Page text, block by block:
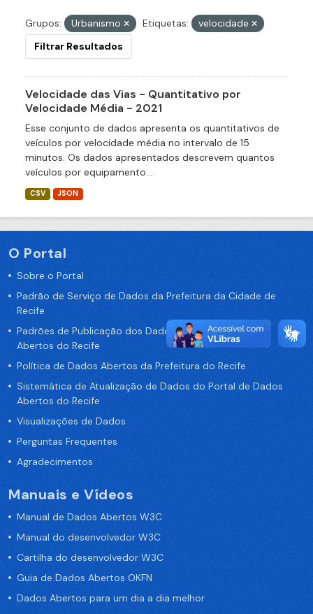
Grupos: Urbanismo Etiquetas:
velocidade
Filtrar Resultados
Velocidade das Vias - Quantitativo por
Velocidade Média - 2021
Esse conjunto de dados apresenta os quantitativos de
veículos por velocidade média no intervalo de 15
minutos. Os dados apresentados descrevem quantos
veículos por equipamento...
CSV JSON
O Portal
Sobre o Portal
Padrão de Serviço de Dados da Prefeitura da Cidade de
Recife
Padrões de Publicação dos Dados no Portal de Dados
Abertos do Recife
Política de Dados Abertos da Prefeitura do Recife
Sistemática de Atualização de Dados do Portal de Dados
Abertos do Recife
Visualizações de Dados
Perguntas Frequentes
Agradecimentos
Manuais e Vídeos
Manual de Dados Abertos W3C
Manual do desenvolvedor W3C
Cartilha do desenvolvedor W3C
Guia de Dados Abertos OKFN
Dados Abertos para um dia a dia melhor